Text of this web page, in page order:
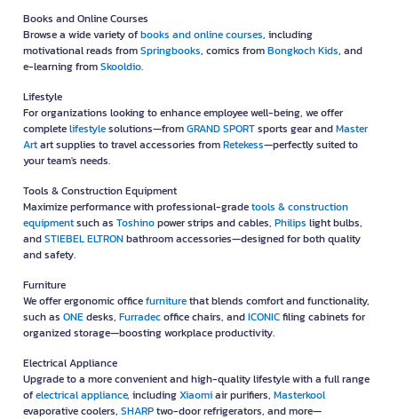
Books and Online Courses
Browse a wide variety ofbooks and online courses, including
motivational reads fromSpringbooks, comics fromBongkoch Kids, and
e-learning fromSkooldio.
Lifestyle
For organizations looking to enhance employee well-being, we offer
completelifestylesolutions—fromGRAND SPORTsports gear andMaster
Artart supplies to travel accessories fromRetekess—perfectly suited to
your team's needs.
Tools & Construction Equipment
Maximize performance with professional-gradetools & construction
equipmentsuch as Toshinopower strips and cables, Philips light bulbs,
andSTIEBEL ELTRONbathroom accessories—designed for both quality
and safety.
Furniture
We offer ergonomic officefurniturethat blends comfort and functionality,
such as ONEdesks, Furradecoffice chairs, andICONICfiling cabinets for
organized storage—boosting workplace productivity.
Electrical Appliance
Upgrade to a more convenient and high-quality lifestyle with a full range
ofelectrical appliance, includingXiaomiair purifiers, Masterkool
evaporative coolers, SHARPtwo-door refrigerators, and more—